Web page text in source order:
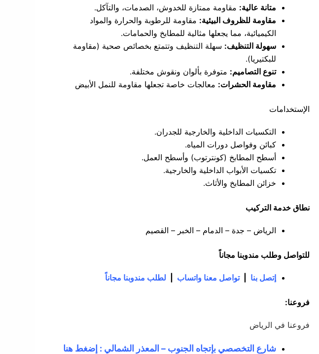
متانة عالية: مقاومة ممتازة للخدوش، الصدمات، والتآكل.
مقاومة للظروف البيئية: مقاومة للرطوبة والحرارة والمواد
الكيميائية، مما يجعلها مثالية للمطابخ والحمامات.
سهولة التنظيف: سهلة التنظيف وتتمتع بخصائص صحية (مقاومة
للبكتيريا).
تنوع التصاميم: متوفرة بألوان ونقوش مختلفة.
مقاومة الحشرات: معالجات خاصة تجعلها مقاومة للنمل الأبيض
الإستخدامات
التكسيات الداخلية والخارجية للجدران.
كبائن وفواصل دورات المياه.
أسطح المطابخ (كونترتوب) وأسطح العمل.
تكسيات الأبواب الداخلية والخارجية.
خزائن المطابخ والأثاث.
نطاق خدمة التركيب
الرياض – جدة – الدمام – الخبر – القصيم
للتواصل وطلب مندوبنا مجاناً
إتصل بنا |تواصل معنا واتساب لطلب مندوبنا مجاناً
فروعنا:
فروعنا في الرياض
شارع التخصصي بإتجاه الجنوب – المعذر الشمالي : إضغط هنا